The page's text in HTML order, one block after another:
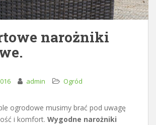
narożniki
admin Ogród
ogrodowe musimy brać pod uwagę
i komfort. Wygodne narożniki